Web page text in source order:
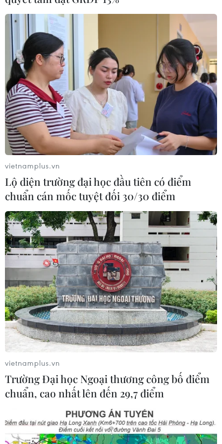
nhạc đình đám Hàn Quốc BTS.
vietnamplus.vn
Lộ diện trường đại học đầu tiên có điểm
chuẩn cán mốc tuyệt đối 30/30 điểm
vietnamplus.vn
Trường Đại học Ngoại thương công bố điểm
chuẩn, cao nhất lên đến 29,7 điểm